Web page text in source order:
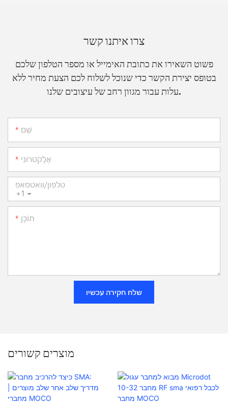
צרו איתנו קשר
פשוט השאירו את כתובת האימייל או מספר הטלפון שלכם
בטופס יצירת הקשר כדי שנוכל לשלוח לכם הצעת מחיר ללא
עלות עבור מגוון רחב של עיצובים שלנו.
שֵׁם
אֶלֶקטרוֹנִי
+1
טלפון/וואטסאפ
תוֹכֶן
שלח חקירה עכשיו
מוצרים קשורים